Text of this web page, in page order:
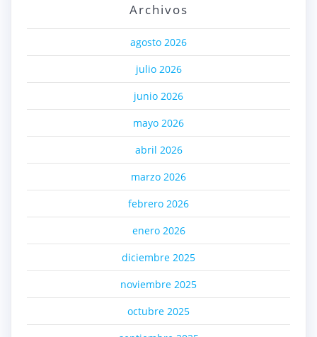
Archivos
agosto 2026
julio 2026
junio 2026
mayo 2026
abril 2026
marzo 2026
febrero 2026
enero 2026
diciembre 2025
noviembre 2025
octubre 2025